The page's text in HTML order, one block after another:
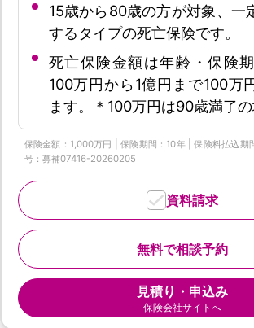
15歳から80歳の方が対象、一
するタイプの死亡保険です。
死亡保険金額は年齢・保険
100万円から1億円まで100万
ます。＊100万円は90歳満了
保険金額：1,000万円 | 保険期間：10年 | 保険料払込期
号：募補07416-20260205
無料で相談予約
資料請求
見積り・申込み
保険会社サイトへ